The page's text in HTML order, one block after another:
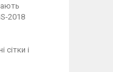
2018
і